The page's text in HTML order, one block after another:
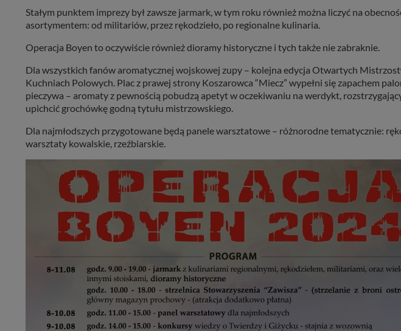
Stałym punktem imprezy był zawsze jarmark, w tym roku również można liczyć na
asortymentem: od militariów, przez rękodzieło, po regionalne kulinaria.
Operacja Boyen to oczywiście również dioramy historyczne i tych także nie zabraknie.
Dla wszystkich fanów aromatycznej wojskowej zupy – kolejna edycja Otwartych
Kuchniach Polowych. Plac z prawej strony Koszarowca “Miecz” wypełni się zapachem
pieczywa – aromaty z pewnością pobudzą apetyt w oczekiwaniu na werdykt,
upichcić grochówkę godną tytułu mistrzowskiego.
Dla najmłodszych przygotowane będą panele warsztatowe – różnorodne tematycznie:
warsztaty kowalskie, rzeźbiarskie.